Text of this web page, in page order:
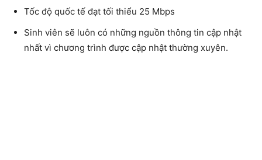
Tốc độ quốc tế đạt tối thiểu 25 Mbps
Sinh viên sẽ luôn có những nguồn thông tin cập nhật
nhất vì chương trình được cập nhật thường xuyên.